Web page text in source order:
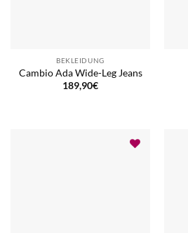
BEKLEIDUNG
Cambio Ada Wide-Leg Jeans
189,90€